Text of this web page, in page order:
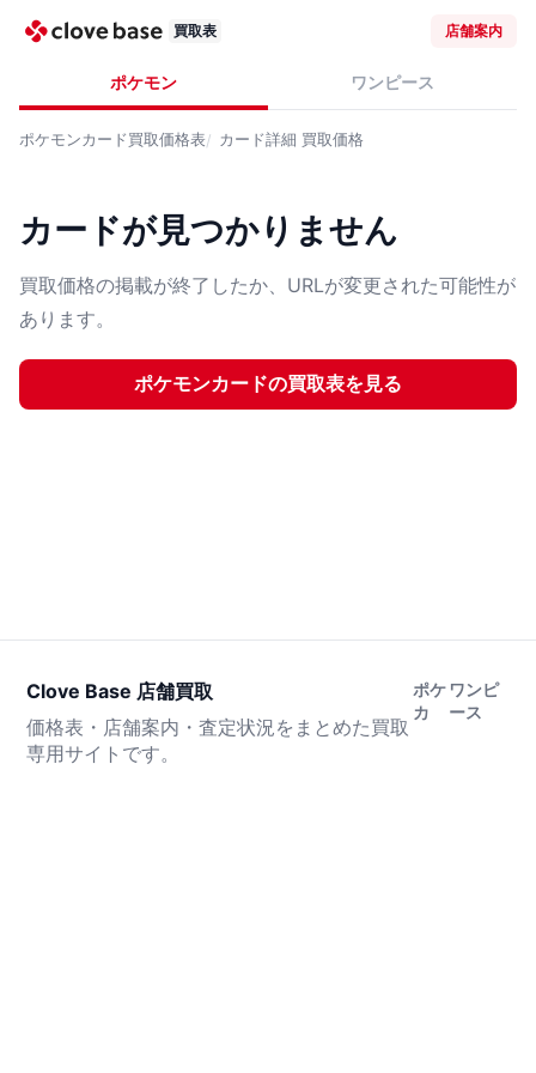
買取表 店舗案内
ポケモン ワンピース
ポケモンカード買取価格表 カード詳細 買取価格
カードが見つかりません
買取価格の掲載が終了したか、URLが変更された可能性が
あります。
ポケモンカードの買取表を見る
Clove Base 店舗買取
価格表・店舗案内・査定状況をまとめた買取
専用サイトです。
ポケ
カ
ワンピ
ース